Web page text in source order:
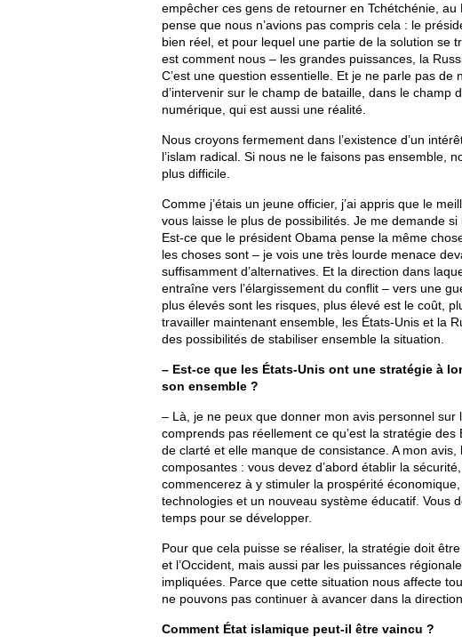
empêcher ces gens de retourner en Tchétchénie,
pense que nous n’avions pas compris cela : le
bien réel, et pour lequel une partie de la solution se
est comment nous – les grandes puissances, la
C’est une question essentielle. Et je ne parle pas
d’intervenir sur le champ de bataille, dans le champ
numérique, qui est aussi une réalité.
Nous croyons fermement dans l’existence d’un
l’islam radical. Si nous ne le faisons pas ensemble,
plus difficile.
Comme j’étais un jeune officier, j’ai appris que le
vous laisse le plus de possibilités. Je me demande
Est-ce que le président Obama pense la même
les choses sont – je vois une très lourde menace
suffisamment d’alternatives. Et la direction dans
entraîne vers l’élargissement du conflit – vers une
plus élevés sont les risques, plus élevé est le coût,
travailler maintenant ensemble, les États-Unis et la
des possibilités de stabiliser ensemble la situation.
– Est-ce que les États-Unis ont une stratégie à
son ensemble ?
– Là, je ne peux que donner mon avis personnel
comprends pas réellement ce qu’est la stratégie des
de clarté et elle manque de consistance. A mon
composantes : vous devez d’abord établir la
commencerez à y stimuler la prospérité
technologies et un nouveau système éducatif. Vous
temps pour se développer.
Pour que cela puisse se réaliser, la stratégie doit
et l’Occident, mais aussi par les puissances
impliquées. Parce que cette situation nous affecte
ne pouvons pas continuer à avancer dans la
Comment État islamique peut-il être vaincu ?